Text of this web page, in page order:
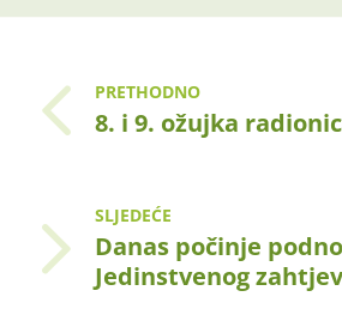
PRETHODNO
8. i 9. ožujka
SLJEDEĆE
Danas počinje
Jedinstvenog